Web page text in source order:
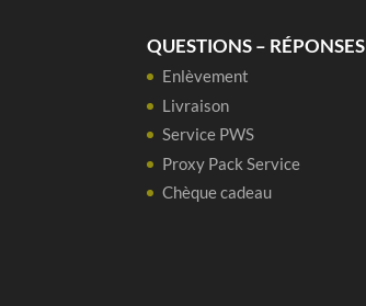
QUESTIONS – RÉPONSES
Enlèvement
Livraison
Service PWS
Proxy Pack Service
Chèque cadeau